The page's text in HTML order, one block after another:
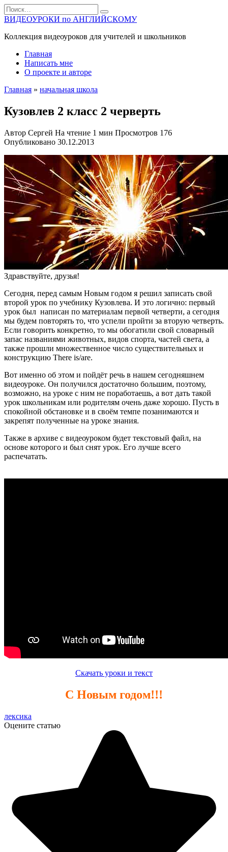
Перейти
к
содержанию
Search
for:
ВИДЕОУРОКИ по АНГЛИЙСКОМУ
Коллекция видеоуроков для учителей и школьников
Главная
Написать мне
О проекте и авторе
Главная » начальная школа
Кузовлев 2 класс 2 черверть
Автор Сергей На чтение 1 мин Просмотров 176
Опубликовано 30.12.2013
Здравствуйте, друзья!
Сегодня, перед самым Новым годом я решил записать свой
второй урок по учебнику Кузовлева. И это логично: первый
урок был написан по материалам первой четверти, а сегодня
мы будем повторять то, что успели пройти за вторую четверть.
Если говорить конкретно, то мы обогатили свой словарный
запас названиями животных, видов спорта, частей света, а
также прошли множественное число существительных и
конструкцию There is/are.
Вот именно об этом и пойдёт речь в нашем сегодняшнем
видеоуроке. Он получился достаточно большим, поэтому,
возможно, на уроке с ним не поработаешь, а вот дать такой
урок школьникам или родителям очень даже хорошо. Пусть в
спокойной обстановке и в своём темпе позанимаются и
закрепят полученные на уроке знания.
Также в архиве с видеоуроком будет текстовый файл, на
основе которого и был снят урок. Его лучше всего
распечатать.
Скачать уроки и текст
С Новым годом!!!
лексика
Оцените статью